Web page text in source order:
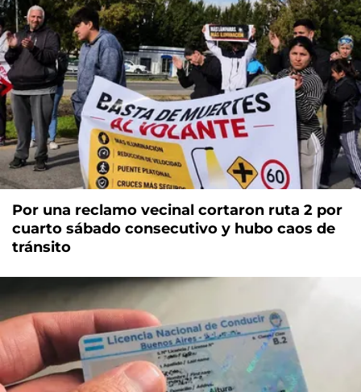
Por una reclamo vecinal cortaron ruta 2 por
cuarto sábado consecutivo y hubo caos de
tránsito